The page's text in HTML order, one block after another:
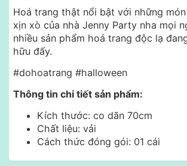
Hoá trang thật nổi bật với những
xịn xò của nhà Jenny Party nha mọi
nhiều sản phẩm hoá trang độc lạ
hữu đấy.
#dohoatrang #halloween
Thông tin chi tiết sản phẩm:
Kích thước: co dãn 70cm
Chất liệu: vải
Cách thức đóng gói: 01 cái